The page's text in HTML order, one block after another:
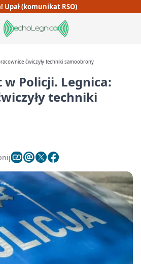
Upał (komunikat RSO)
ćwiczyły techniki samoobrony
Policji. Legnica:
techniki